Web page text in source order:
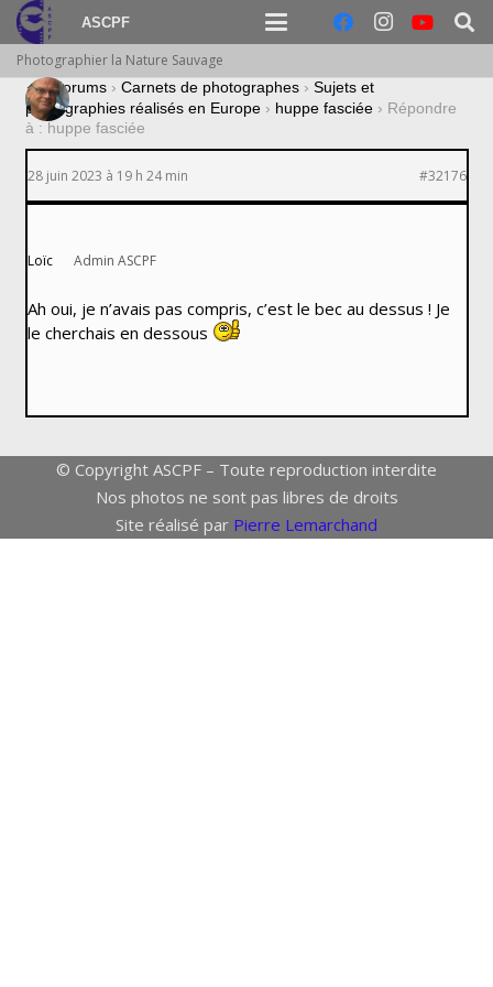
ASCPF
Photographier la Nature Sauvage
› Forums › Carnets de photographes › Sujets et
photographies réalisés en Europe › huppe fasciée › Répondre
à : huppe fasciée
28 juin 2023 à 19 h 24 min #32176
Loïc Admin ASCPF
Ah oui, je n’avais pas compris, c’est le bec au dessus ! Je
le cherchais en dessous
© Copyright ASCPF – Toute reproduction interdite
Nos photos ne sont pas libres de droits
Site réalisé par Pierre Lemarchand